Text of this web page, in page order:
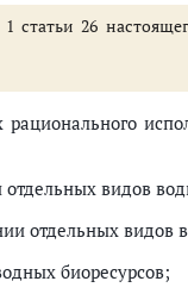
статьи 26
видов
отдельных видов
биоресурсов;